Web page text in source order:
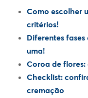
Como escolher
critérios!
Diferentes
uma!
Coroa de flores:
Checklist:
cremação